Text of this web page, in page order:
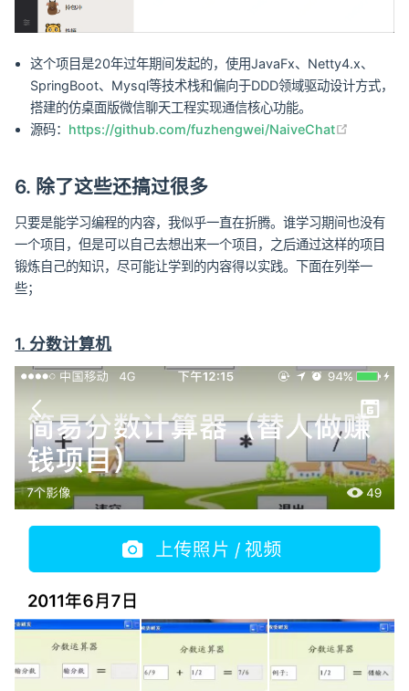
这个项目是20年过年期间发起的，使用JavaFx、Netty4.x、
SpringBoot、Mysql等技术栈和偏向于DDD领域驱动设计方式，
搭建的仿桌面版微信聊天工程实现通信核心功能。
源码： https://github.com/fuzhengwei/NaiveChat
6. 除了这些还搞过很多
只要是能学习编程的内容，我似乎一直在折腾。谁学习期间也没有
一个项目，但是可以自己去想出来一个项目，之后通过这样的项目
锻炼自己的知识，尽可能让学到的内容得以实践。下面在列举一
些；
1. 分数计算机